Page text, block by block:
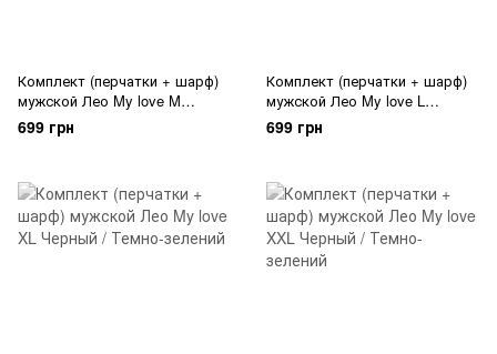
Комплект (перчатки + шарф)
мужской Лео My love M
Черный / Темно-зелений
699 грн
Комплект (перчатки + шарф)
мужской Лео My love L
Черный / Темно-зелений
699 грн